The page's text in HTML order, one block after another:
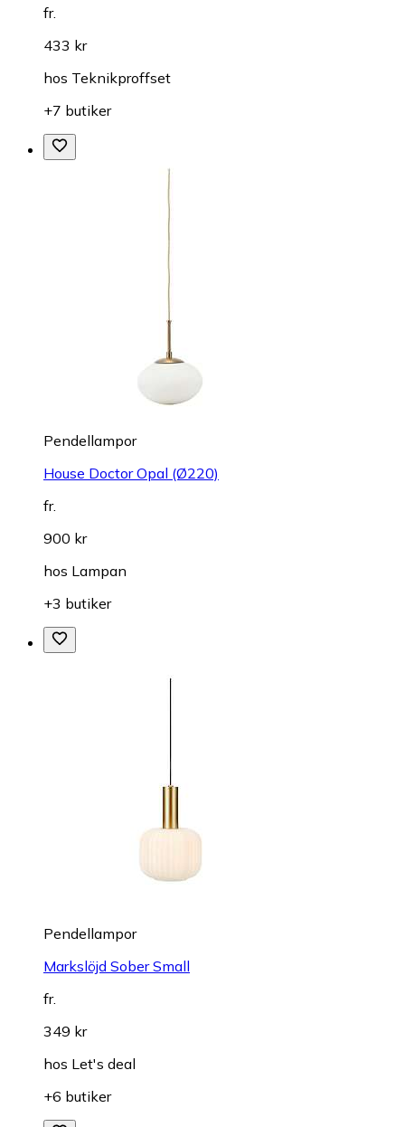
fr.
433 kr
hos Teknikproffset
+7 butiker
Pendellampor
House Doctor Opal (Ø220)
fr.
900 kr
hos Lampan
+3 butiker
Pendellampor
Markslöjd Sober Small
fr.
349 kr
hos Let's deal
+6 butiker